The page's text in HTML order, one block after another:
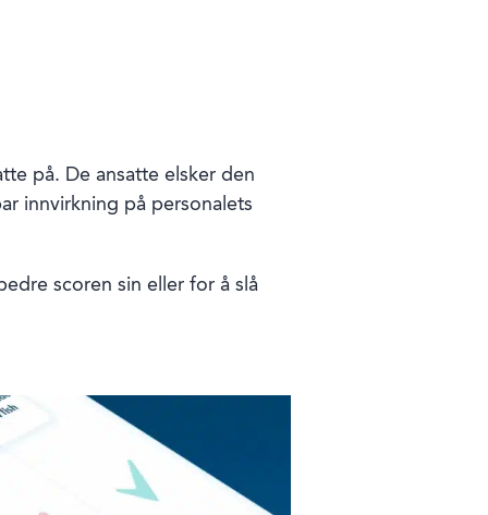
på. De ansatte elsker den
innvirkning på personalets
scoren sin eller for å slå